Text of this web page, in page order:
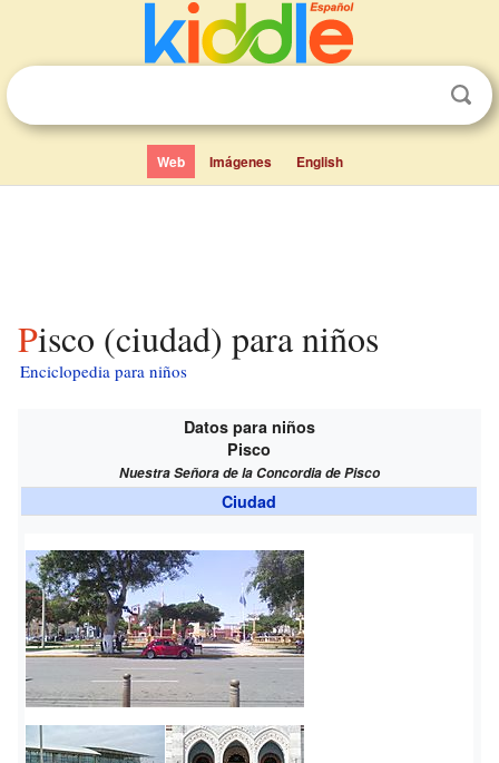
Web Imágenes English
Pisco (ciudad) para niños
Enciclopedia para niños
Datos para niños
Pisco
Nuestra Señora de la Concordia de Pisco
Ciudad